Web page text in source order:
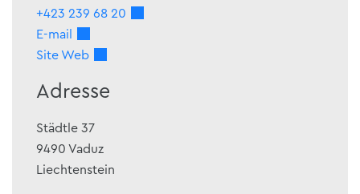
+423 239 68 20
E-mail
Site Web
Adresse
Städtle 37
9490 Vaduz
Liechtenstein